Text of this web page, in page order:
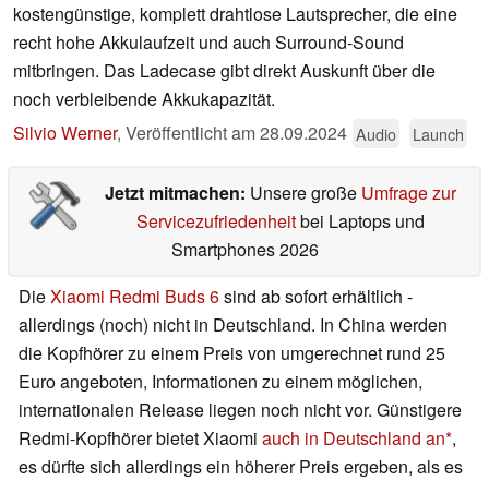
kostengünstige, komplett drahtlose Lautsprecher, die eine
recht hohe Akkulaufzeit und auch Surround-Sound
mitbringen. Das Ladecase gibt direkt Auskunft über die
noch verbleibende Akkukapazität.
Silvio Werner, Veröffentlicht am28.09.2024 Audio Launch
Jetzt mitmachen: Unsere große Umfrage zur
Servicezufriedenheitbei Laptops und
Smartphones 2026
DieXiaomi Redmi Buds 6sind ab sofort erhältlich -
allerdings (noch) nicht in Deutschland. In China werden
die Kopfhörer zu einem Preis von umgerechnet rund 25
Euro angeboten, Informationen zu einem möglichen,
internationalen Release liegen noch nicht vor. Günstigere
Redmi-Kopfhörer bietet Xiaomi auch in Deutschland an ,
es dürfte sich allerdings ein höherer Preis ergeben, als es